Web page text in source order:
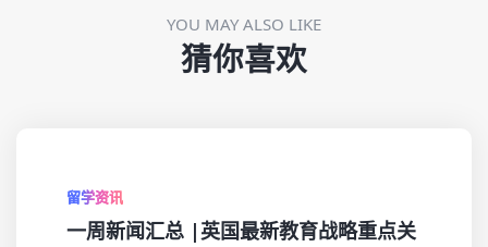
YOU MAY ALSO LIKE
猜你喜欢
留学资讯
一周新闻汇总 |英国最新教育战略重点关